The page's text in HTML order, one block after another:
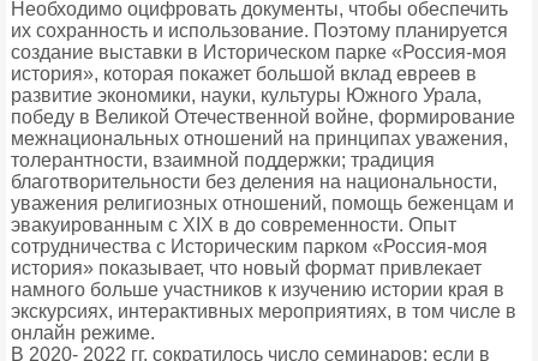
Необходимо оцифровать документы, чтобы обеспечить
их сохранность и использование. Поэтому планируется
создание выставки в Историческом парке «Россия-моя
история», которая покажет большой вклад евреев в
развитие экономики, науки, культуры Южного Урала,
победу в Великой Отечественной войне, формирование
межнациональных отношений на принципах уважения,
толерантности, взаимной поддержки; традиция
благотворительности без деления на национальности,
уважения религиозных отношений, помощь беженцам и
эвакуированным с ХIХ в до современности. Опыт
сотрудничества с Историческим парком «Россия-моя
история» показывает, что новый формат привлекает
намного больше участников к изучению истории края в
экскурсиях, интерактивных мероприятиях, в том числе в
онлайн режиме.
В 2020- 2022 гг, сократилось число семинаров: если в